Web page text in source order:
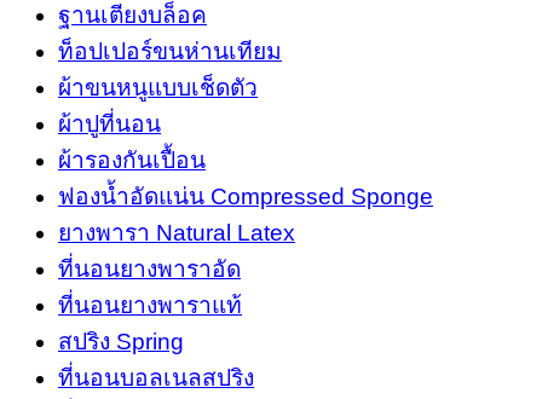
ฟุต
ฟุต
3.5
ฟุต
quantity
ฐานเตียงบล็อค
ท็อปเปอร์ขนห่านเทียม
ผ้าขนหนูแบบเช็ดตัว
ผ้าปูที่นอน
ผ้ารองกันเปื้อน
ฟองน้ำอัดแน่น Compressed Sponge
ยางพารา Natural Latex
ที่นอนยางพาราอัด
ที่นอนยางพาราแท้
สปริง Spring
ที่นอนบอลเนลสปริง